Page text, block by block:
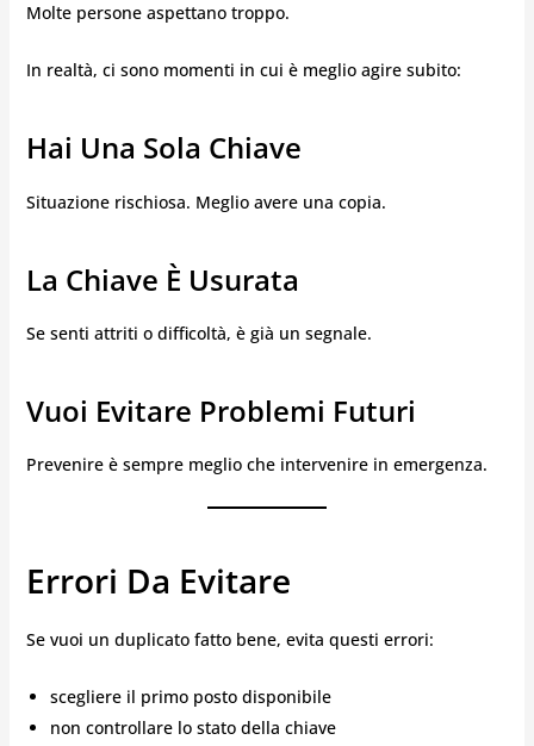
Molte persone aspettano troppo.
In realtà, ci sono momenti in cui è meglio agire subito:
Hai Una Sola Chiave
Situazione rischiosa. Meglio avere una copia.
La Chiave È Usurata
Se senti attriti o difficoltà, è già un segnale.
Vuoi Evitare Problemi Futuri
Prevenire è sempre meglio che intervenire in emergenza.
Errori Da Evitare
Se vuoi un duplicato fatto bene, evita questi errori:
scegliere il primo posto disponibile
non controllare lo stato della chiave